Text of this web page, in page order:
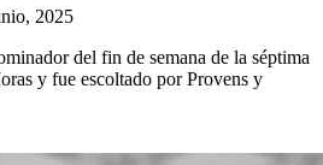
2025
del fin de semana de la séptima
y fue escoltado por Provens y